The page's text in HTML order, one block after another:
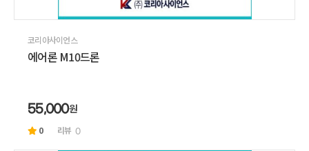
코리아사이언스
에어론 M10드론
55,000원
0 리뷰 0